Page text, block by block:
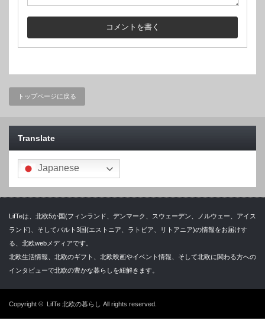
トップページに戻る
Translate
Japanese
LifTeは、北欧5か国(フィンランド、デンマーク、スウェーデン、ノルウェー、アイス
ランド)、そしてバルト3国(エストニア、ラトビア、リトアニア)の情報をお届けす
る、北欧webメディアです。
北欧生活情報、北欧のギフト、北欧映画やイベント情報、そして北欧に関わる方への
インタビューで北欧の豊かな暮らしを紐解きます。
Copyright © LifTe 北欧の暮らし All rights reserved.